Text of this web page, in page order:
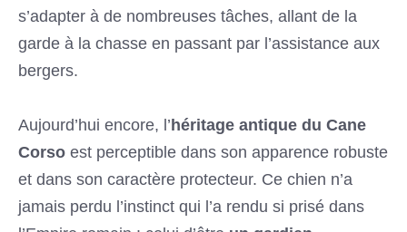
s’adapter à de nombreuses tâches, allant de la
garde à la chasse en passant par l’assistance aux
bergers.
Aujourd’hui encore, l’ héritage antique du Cane
Corso est perceptible dans son apparence robuste
et dans son caractère protecteur. Ce chien n’a
jamais perdu l’instinct qui l’a rendu si prisé dans